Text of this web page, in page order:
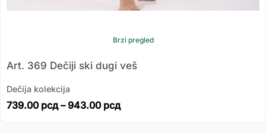
Brzi pregled
Art. 369 Dečiji ski dugi veš
Dečija kolekcija
739.00 рсд – 943.00 рсд